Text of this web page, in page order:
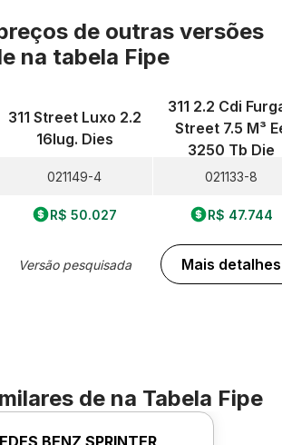
de outras versões
na tabela Fipe
311 Street Luxo 2.2
16lug. Dies
021149-4
R$ 50.027
Versão pesquisada
311 2.2 Cdi
Street 7.5 M³
3250 Tb Die
021133-8
R$ 47.744
Mais detalhes
de na Tabela Fipe
BENZ SPRINTER